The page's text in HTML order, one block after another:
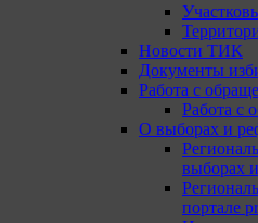
Новости ТИК
Документы
Работа с
Работа с
О выборах и
выборах
портале